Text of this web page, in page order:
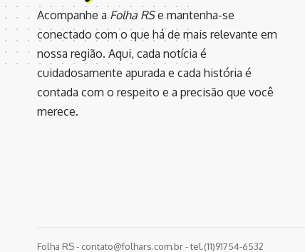
Acompanhe aFolha RSe mantenha-se
conectado com o que há de mais relevante em
nossa região. Aqui, cada notícia é
cuidadosamente apurada e cada história é
contada com o respeito e a precisão que você
merece.
Folha RS - contato@folhars.com.br- tel.(11)91754-6532